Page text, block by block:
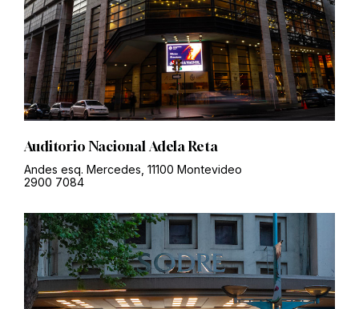
Auditorio Nacional Adela Reta
Andes esq. Mercedes, 11100 Montevideo
2900 7084